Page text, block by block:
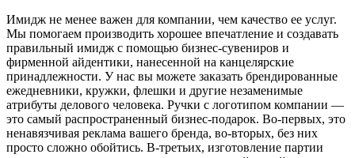
Имидж не менее важен для компании, чем качество ее услуг.
Мы помогаем производить хорошее впечатление и создавать
правильный имидж с помощью бизнес-сувениров и
фирменной айдентики, нанесенной на канцелярские
принадлежности. У нас вы можете заказать брендированные
ежедневники, кружки, флешки и другие незаменимые
атрибуты делового человека. Ручки с логотипом компании —
это самый распространенный бизнес-подарок. Во-первых, это
ненавязчивая реклама вашего бренда, во-вторых, без них
просто сложно обойтись. В-третьих, изготовление партии